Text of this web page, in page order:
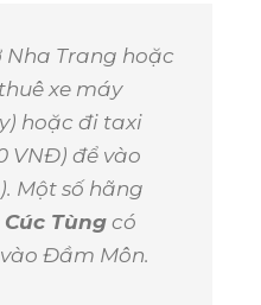
Nha Trang hoặc
xe máy
hoặc đi taxi
VNĐ) để vào
Một số hãng
Cúc Tùng có
Đầm Môn.